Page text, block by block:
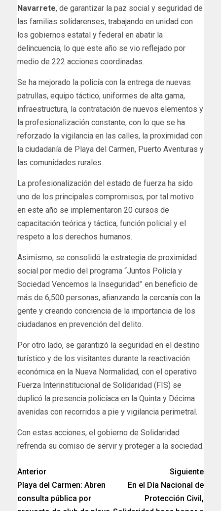
Navarrete, de garantizar la paz social y seguridad de
las familias solidarenses, trabajando en unidad con
los gobiernos estatal y federal en abatir la
delincuencia, lo que este año se vio reflejado por
medio de 222 acciones coordinadas.
Se ha mejorado la policía con la entrega de nuevas
patrullas, equipo táctico, uniformes de alta gama,
infraestructura, la contratación de nuevos elementos y
la profesionalización constante, con lo que se ha
reforzado la vigilancia en las calles, la proximidad con
la ciudadanía de Playa del Carmen, Puerto Aventuras y
las comunidades rurales.
La profesionalización del estado de fuerza ha sido
uno de los principales compromisos, por tal motivo
en este año se implementaron 20 cursos de
capacitación teórica y táctica, función policial y el
respeto a los derechos humanos.
Asimismo, se consolidó la estrategia de proximidad
social por medio del programa “Juntos Policía y
Sociedad Vencemos la Inseguridad” en beneficio de
más de 6,500 personas, afianzando la cercanía con la
gente y creando conciencia de la importancia de los
ciudadanos en prevención del delito.
Por otro lado, se garantizó la seguridad en el destino
turístico y de los visitantes durante la reactivación
económica en la Nueva Normalidad, con el operativo
Fuerza Interinstitucional de Solidaridad (FIS) se
duplicó la presencia policíaca en la Quinta y Décima
avenidas con recorridos a pie y vigilancia perimetral.
Con estas acciones, el gobierno de Solidaridad
refrenda su comiso de servir y proteger a la sociedad.
Anterior
Playa del Carmen: Abren
consulta pública por
Siguiente
En el Día Nacional de
Protección Civil,